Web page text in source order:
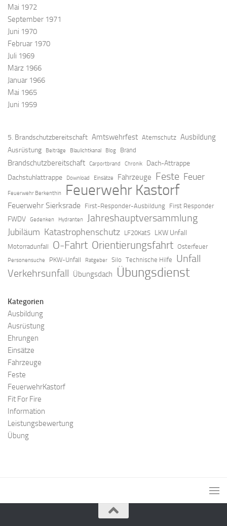
Mai 1972
September 1971
Juni 1970
Februar 1970
Juli 1969
März 1966
Januar 1966
Mai 1965
Juni 1959
5. Brandschutzbereitschaft Amtswehrfest Atemschutz Ausbildung
Ausrüstung Beiträge Blaulichtkanal Blog Brand
Brandschutzbereitschaft Carportbrand Chronik
Dach-Attrappe
Dachstuhlattrappe
Download Einsätze Fahrzeuge Feste Feuer
Feuerwehr Berkenthin Feuerwehr Kastorf
Feuerwehr Sierksrade First-Responder-Ausbildung First Responder
FWDV Gedenken Hydranten Jahreshauptversammlung
Jubiläum Katastrophenschutz LF20KatS LKW Unfall
Motorradunfall O-Fahrt Orientierungsfahrt Osterfeuer
Personensuche PKW-Unfall Ratgeber Silo Technische Hilfe Unfall
Verkehrsunfall Übungsdach Übungsdienst
Kategorien
Ausbildung
Ausrüstung
Ehrungen
Einsätze
Fahrzeuge
Feste
FeuerwehrKastorf
Fit For Fire
Information
Leistungsbewertung
Übung